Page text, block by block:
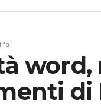
fa
word,
di